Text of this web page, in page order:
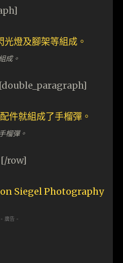
成。
榴彈。
row]
Siegel Photography
- 廣告 -